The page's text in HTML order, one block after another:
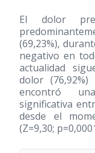
El dolor
(69,23%),
negativo en
actualidad
dolor
encontró
significativa
desde el
(Z=9,30;